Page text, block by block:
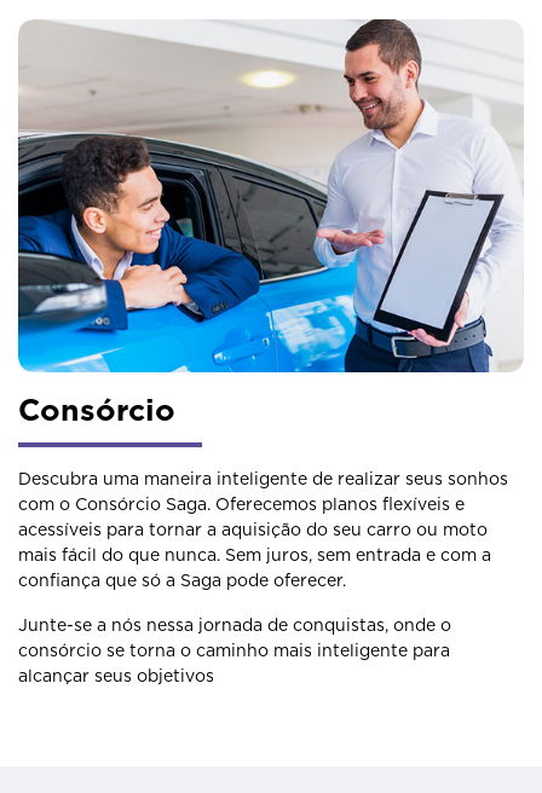
Consórcio
Descubra uma maneira inteligente de realizar seus sonhos
com o Consórcio Saga. Oferecemos planos flexíveis e
acessíveis para tornar a aquisição do seu carro ou moto
mais fácil do que nunca. Sem juros, sem entrada e com a
confiança que só a Saga pode oferecer.
Junte-se a nós nessa jornada de conquistas, onde o
consórcio se torna o caminho mais inteligente para
alcançar seus objetivos